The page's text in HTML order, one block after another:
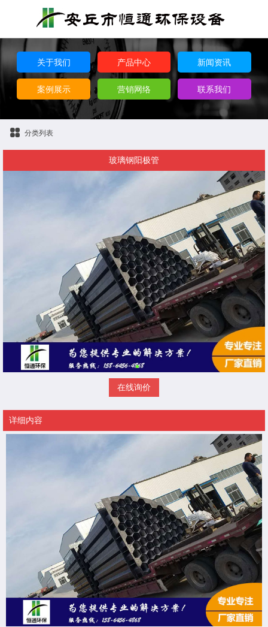
关于我们 产品中心 新闻资讯
案例展示 营销网络 联系我们
分类列表
玻璃钢阳极管
在线询价
详细内容